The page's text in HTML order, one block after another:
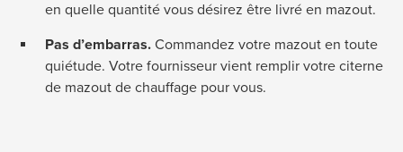
en quelle quantité vous désirez être livré en mazout.
Pas d’embarras. Commandez votre mazout en toute
quiétude. Votre fournisseur vient remplir votre citerne
de mazout de chauffage pour vous.